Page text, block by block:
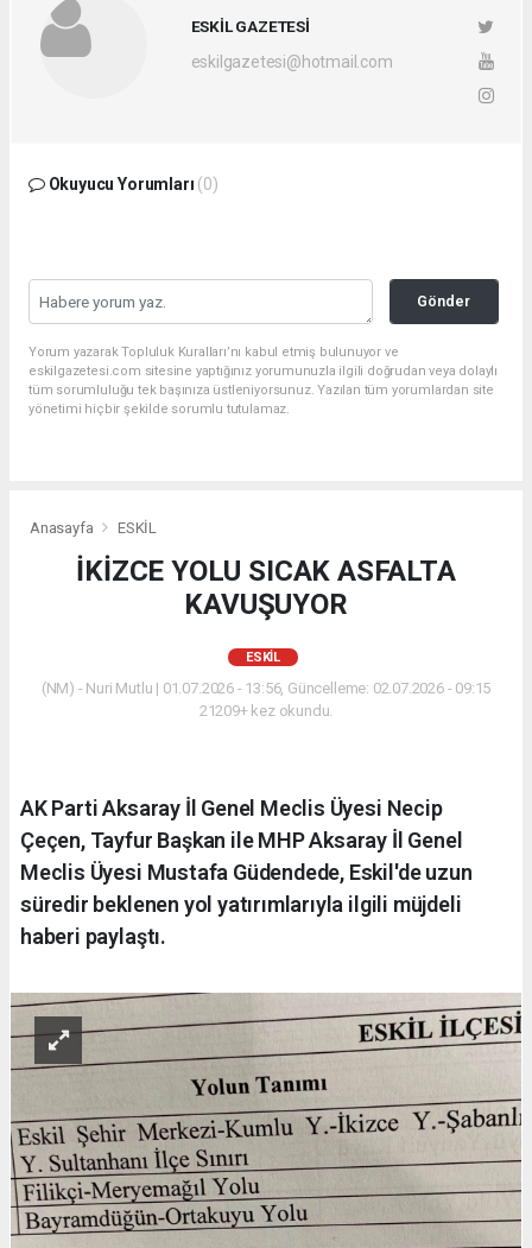
ESKİL GAZETESİ
eskilgazetesi@hotmail.com
Okuyucu Yorumları (0)
Gönder
Yorum yazarak Topluluk Kuralları’nı kabul etmiş bulunuyor ve
eskilgazetesi.com sitesine yaptığınız yorumunuzla ilgili doğrudan veya dolaylı
tüm sorumluluğu tek başınıza üstleniyorsunuz. Yazılan tüm yorumlardan site
yönetimi hiçbir şekilde sorumlu tutulamaz.
Anasayfa ESKİL
İKİZCE YOLU SICAK ASFALTA
KAVUŞUYOR
ESKİL
(NM) - Nuri Mutlu | 01.07.2026 - 13:56, Güncelleme: 02.07.2026 - 09:15
21209+ kez okundu.
AK Parti Aksaray İl Genel Meclis Üyesi Necip
Çeçen, Tayfur Başkan ile MHP Aksaray İl Genel
Meclis Üyesi Mustafa Güdendede, Eskil'de uzun
süredir beklenen yol yatırımlarıyla ilgili müjdeli
haberi paylaştı.